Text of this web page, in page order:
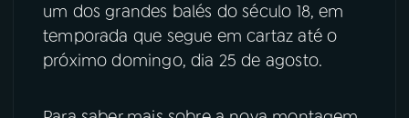
ACOMPANHE A RÁDIO MEC
YouTube Facebook
um dos grandes balés do século 18, em
temporada que segue em cartaz até o
próximo domingo, dia 25 de agosto.